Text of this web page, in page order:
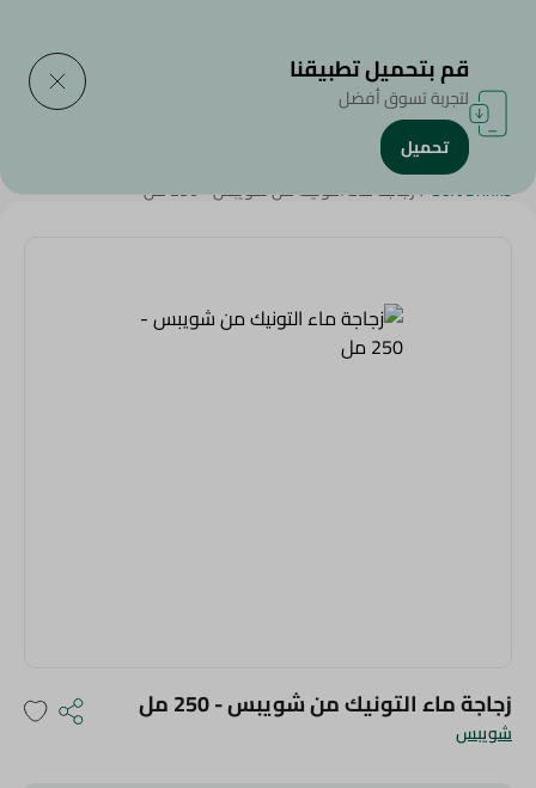
الرئيسية/المشروبات
Soft Drinks
/زجاجة ماء التونيك من شويبس - 250 مل
شويبس
زجاجة ماء التونيك من شويبس - 250 مل
قم بتحميل تطبيقنا
لتجربة تسوق أفضل
تحميل